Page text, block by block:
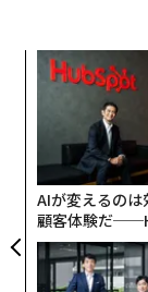
AIが変えるのは
顧客体験だ
panが語る「
な組織のつくり方